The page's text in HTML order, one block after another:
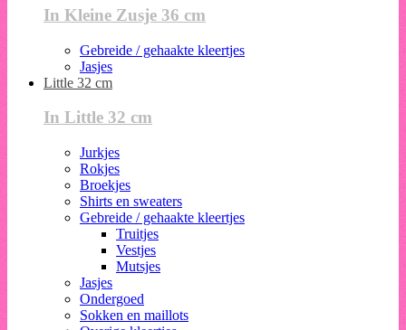
In Kleine Zusje 36 cm
Gebreide / gehaakte kleertjes
Jasjes
Little 32 cm
In Little 32 cm
Jurkjes
Rokjes
Broekjes
Shirts en sweaters
Gebreide / gehaakte kleertjes
Truitjes
Vestjes
Mutsjes
Jasjes
Ondergoed
Sokken en maillots